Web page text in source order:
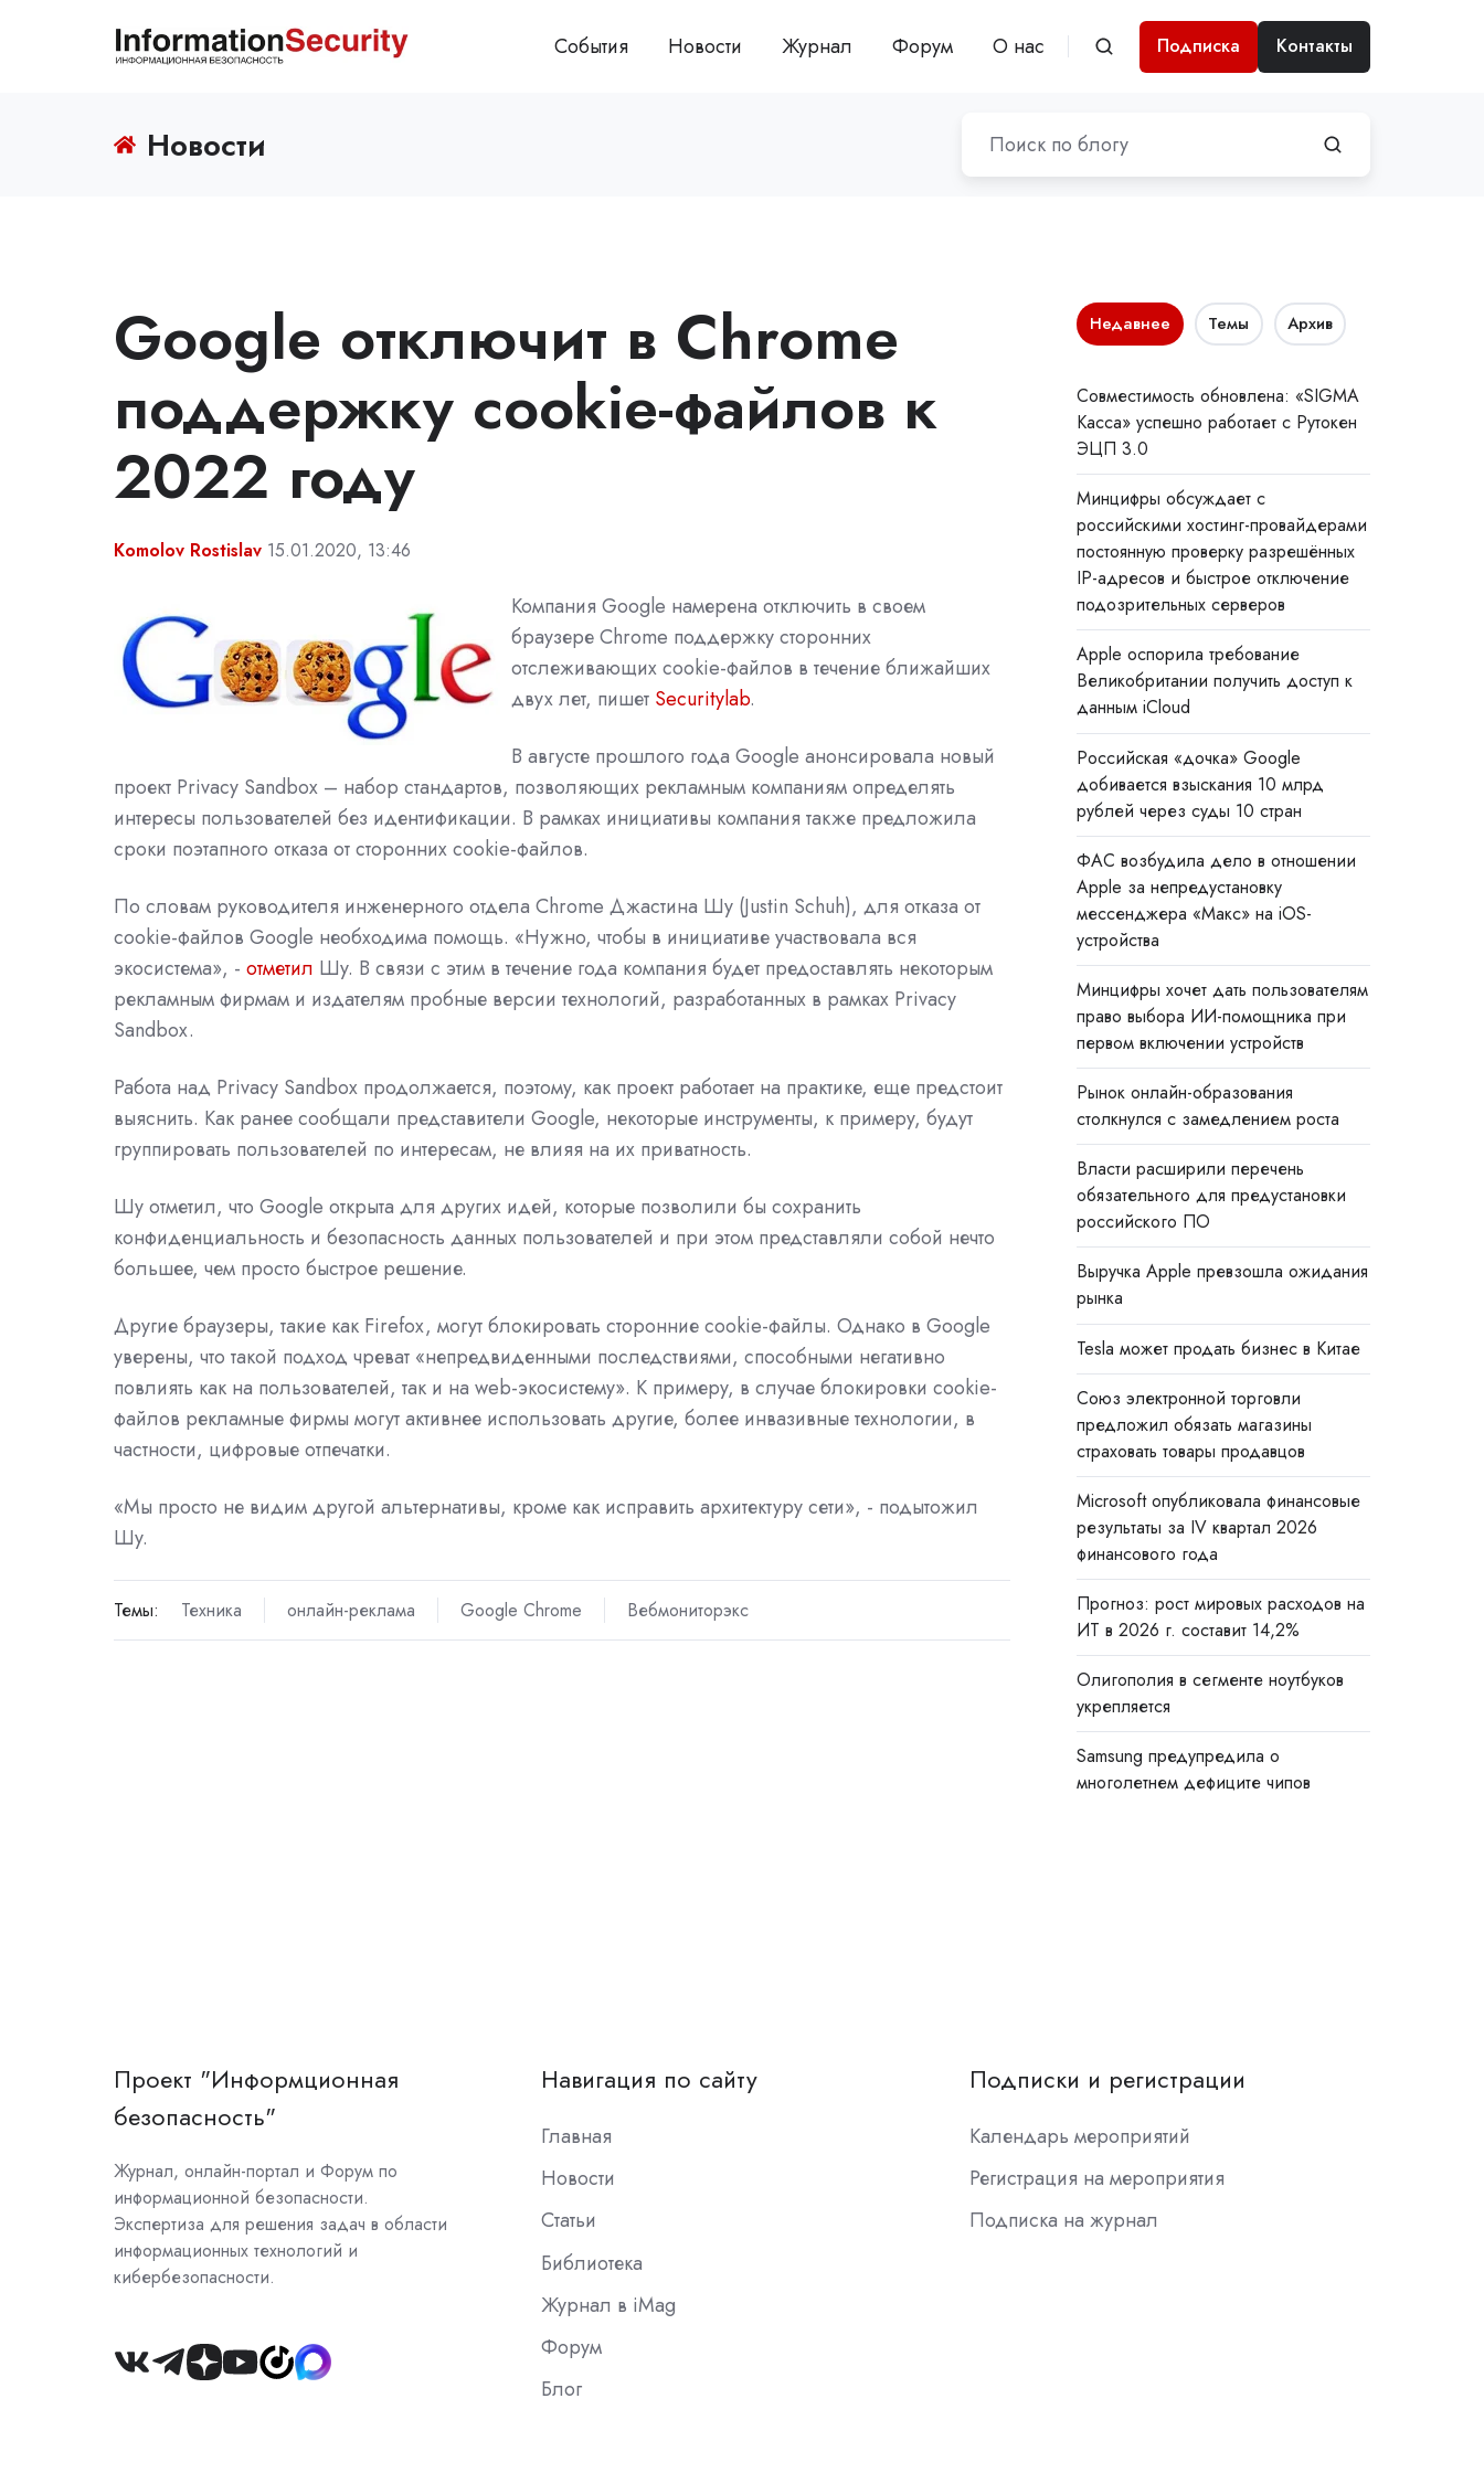
События Новости Журнал Форум О нас Подписка Контакты
Новости
Google отключит в Chrome
поддержку cookie-файлов к
2022 году
Komolov Rostislav 15.01.2020, 13:46
Компания Google намерена отключить в своем
браузере Chrome поддержку сторонних
отслеживающих cookie-файлов в течение ближайших
двух лет, пишет Securitylab.
В августе прошлого года Google анонсировала новый
проект Privacy Sandbox – набор стандартов, позволяющих рекламным компаниям определять
интересы пользователей без идентификации. В рамках инициативы компания также предложила
сроки поэтапного отказа от сторонних cookie-файлов.
По словам руководителя инженерного отдела Chrome Джастина Шу (Justin Schuh), для отказа от
cookie-файлов Google необходима помощь. «Нужно, чтобы в инициативе участвовала вся
экосистема», - отметил Шу. В связи с этим в течение года компания будет предоставлять некоторым
рекламным фирмам и издателям пробные версии технологий, разработанных в рамках Privacy
Sandbox.
Работа над Privacy Sandbox продолжается, поэтому, как проект работает на практике, еще предстоит
выяснить. Как ранее сообщали представители Google, некоторые инструменты, к примеру, будут
группировать пользователей по интересам, не влияя на их приватность.
Шу отметил, что Google открыта для других идей, которые позволили бы сохранить
конфиденциальность и безопасность данных пользователей и при этом представляли собой нечто
большее, чем просто быстрое решение.
Другие браузеры, такие как Firefox, могут блокировать сторонние cookie-файлы. Однако в Google
уверены, что такой подход чреват «непредвиденными последствиями, способными негативно
повлиять как на пользователей, так и на web-экосистему». К примеру, в случае блокировки cookie-
файлов рекламные фирмы могут активнее использовать другие, более инвазивные технологии, в
частности, цифровые отпечатки.
«Мы просто не видим другой альтернативы, кроме как исправить архитектуру сети», - подытожил
Шу.
Темы: Техника онлайн-реклама Google Chrome Вебмониторэкс
Недавнее Темы Архив
Совместимость обновлена: «SIGMA
Касса» успешно работает с Рутокен
ЭЦП 3.0
Минцифры обсуждает с
российскими хостинг-провайдерами
постоянную проверку разрешённых
IP-адресов и быстрое отключение
подозрительных серверов
Apple оспорила требование
Великобритании получить доступ к
данным iCloud
Российская «дочка» Google
добивается взыскания 10 млрд
рублей через суды 10 стран
ФАС возбудила дело в отношении
Apple за непредустановку
мессенджера «Макс» на iOS-
устройства
Минцифры хочет дать пользователям
право выбора ИИ-помощника при
первом включении устройств
Рынок онлайн-образования
столкнулся с замедлением роста
Власти расширили перечень
обязательного для предустановки
российского ПО
Выручка Apple превзошла ожидания
рынка
Tesla может продать бизнес в Китае
Союз электронной торговли
предложил обязать магазины
страховать товары продавцов
Microsoft опубликовала финансовые
результаты за IV квартал 2026
финансового года
Прогноз: рост мировых расходов на
ИТ в 2026 г. составит 14,2%
Олигополия в сегменте ноутбуков
укрепляется
Samsung предупредила о
многолетнем дефиците чипов
Проект "Информционная
безопасность"
Журнал, онлайн-портал и Форум по
информационной безопасности.
Экспертиза для решения задач в области
информационных технологий и
кибербезопасности.
Join
Навигация по сайту
Главная
Новости
Статьи
Библиотека
Журнал в iMag
Форум
Блог
Подписки и регистрации
Календарь мероприятий
Регистрация на мероприятия
Подписка на журнал